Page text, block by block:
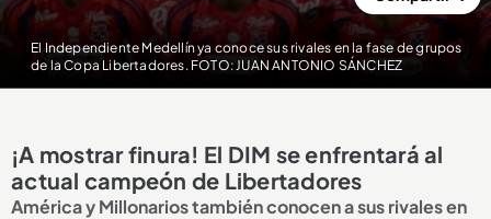
El Independiente Medellín ya conoce sus rivales en la fase de grupos
de la Copa Libertadores. FOTO: JUAN ANTONIO SÁNCHEZ
¡A mostrar finura! El DIM se enfrentará al
actual campeón de Libertadores
América y Millonarios también conocen a sus rivales en